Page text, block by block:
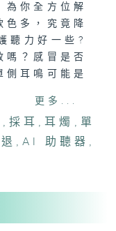
為你全方位解
色多，究竟降
聽力好一些?
嗎？感冒是否
側耳鳴可能是
則」，並深
失智症的密切
助聽器及最
個長期、漸
大學醫學院耳
更多...
,採耳 ,耳燭 , 單
, AI 助聽器 ,